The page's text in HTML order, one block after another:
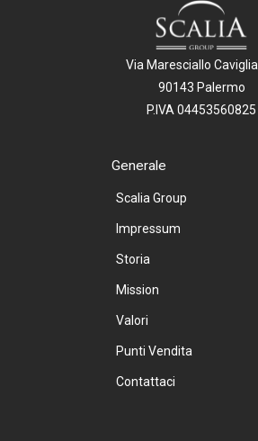
Via Maresciallo
90143 Palermo
P.IVA 04453560825
Generale
Scalia Group
Impressum
Storia
Mission
Valori
Punti Vendita
Contattaci